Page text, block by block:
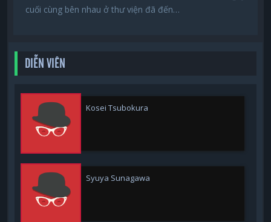
cuối cùng bên nhau ở thư viện đã đến…
DIỄN VIÊN
Kosei Tsubokura
Syuya Sunagawa